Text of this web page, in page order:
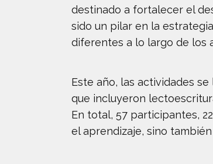
destinado a fortalecer el
sido un pilar en la
diferentes a lo largo de los
Este año, las actividades
que incluyeron
En total, 57 participantes,
el aprendizaje, sino